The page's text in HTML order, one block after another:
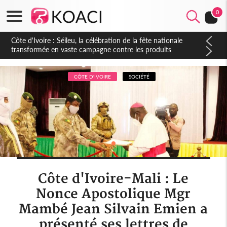
0
Côte d'Ivoire : Séileu, la célébration de la fête nationale
transformée en vaste campagne contre les produits
dépigmentants dangereux
CÔTE D'IVOIRE SOCIÉTÉ
Côte d'Ivoire-Mali : Le
Nonce Apostolique Mgr
Mambé Jean Silvain Emien a